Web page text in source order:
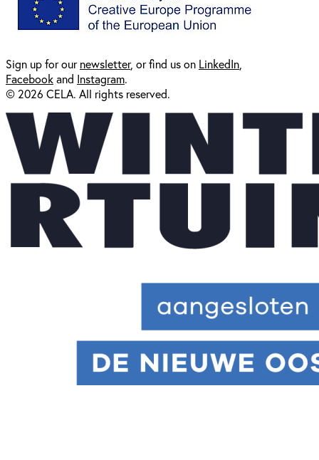
Sign up for ournewsletter, or find us on LinkedIn
Facebookand Instagram.
© 2026 CELA. All rights reserved.